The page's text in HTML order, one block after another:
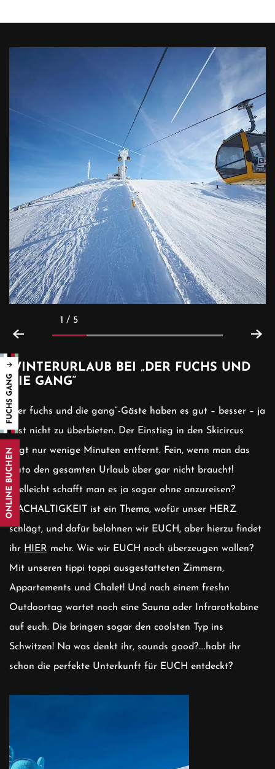
1 / 5
WINTERURLAUB BEI „DER FUCHS UND
DIE GANG“
„der fuchs und die gang“-Gäste haben es gut – besser – ja
fast nicht zu überbieten. Der Einstieg in den Skicircus
liegt nur wenige Minuten entfernt. Fein, wenn man das
Auto den gesamten Urlaub über gar nicht braucht!
Vielleicht schafft man es ja sogar ohne anzureisen?
NACHALTIGKEIT ist ein Thema, wofür unser HERZ
schlägt, und dafür belohnen wir EUCH, aber hierzu findet
ihr HIER mehr. Wie wir EUCH noch überzeugen wollen?
Mit unseren tippi toppi ausgestatteten Zimmern,
Appartements und Chalet! Und nach einem freshn
Outdoortag wartet noch eine Sauna oder Infrarotkabine
auf euch. Die bringen sogar den coolsten Typ ins
Schwitzen! Na was denkt ihr, sounds good?....habt ihr
schon die perfekte Unterkunft für EUCH entdeckt?
ONLINE BUCHEN